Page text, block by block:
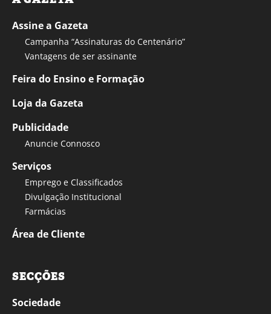
Assine a Gazeta
Campanha “Assinaturas do Centenário”
Vantagens de ser assinante
Feira do Ensino e Formação
Loja da Gazeta
Publicidade
Anuncie Connosco
Serviços
Emprego e Classificados
Divulgação Institucional
Farmácias
Área de Cliente
SECÇÕES
Sociedade